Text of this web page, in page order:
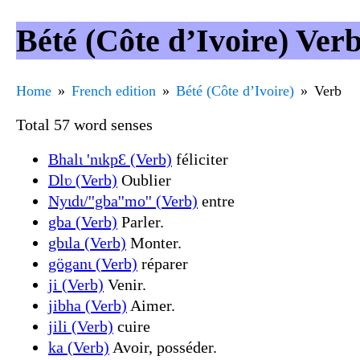
Bété (Côte d’Ivoire)
Home French edition Bété (Côte d’Ivoire) Verb
Total 57 word senses
Bhalɩ 'nɩkpԐ (Verb) féliciter
Dlʋ (Verb) Oublier
Nyɩdɩ/''gba''mo'' (Verb) entre
gba (Verb) Parler.
gbɩla (Verb) Monter.
göganɩ (Verb) réparer
ji (Verb) Venir.
jibha (Verb) Aimer.
jili (Verb) cuire
ka (Verb) Avoir, posséder.